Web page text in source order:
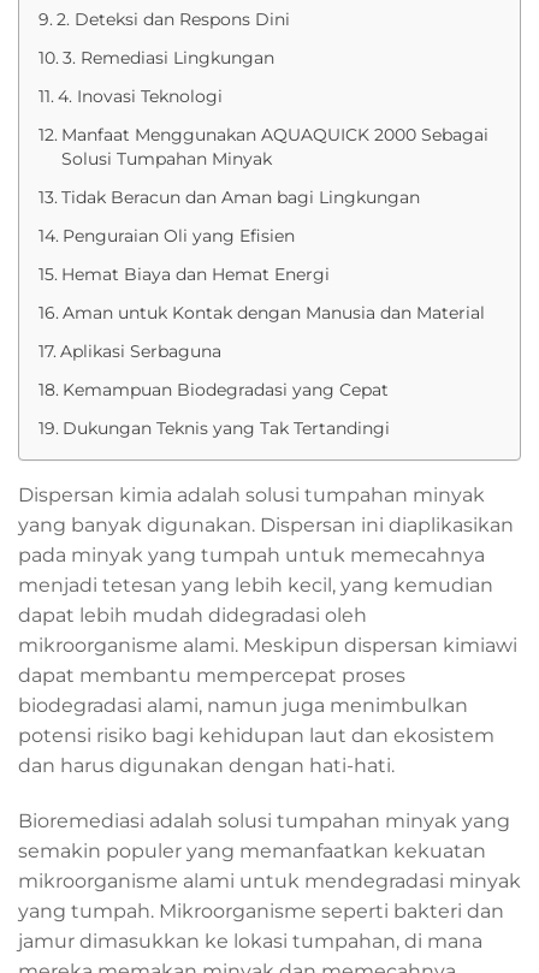
2. Deteksi dan Respons Dini
3. Remediasi Lingkungan
4. Inovasi Teknologi
Manfaat Menggunakan AQUAQUICK 2000 Sebagai
Solusi Tumpahan Minyak
Tidak Beracun dan Aman bagi Lingkungan
Penguraian Oli yang Efisien
Hemat Biaya dan Hemat Energi
Aman untuk Kontak dengan Manusia dan Material
Aplikasi Serbaguna
Kemampuan Biodegradasi yang Cepat
Dukungan Teknis yang Tak Tertandingi
Dispersan kimia adalah solusi tumpahan minyak
yang banyak digunakan. Dispersan ini diaplikasikan
pada minyak yang tumpah untuk memecahnya
menjadi tetesan yang lebih kecil, yang kemudian
dapat lebih mudah didegradasi oleh
mikroorganisme alami. Meskipun dispersan kimiawi
dapat membantu mempercepat proses
biodegradasi alami, namun juga menimbulkan
potensi risiko bagi kehidupan laut dan ekosistem
dan harus digunakan dengan hati-hati.
Bioremediasi adalah solusi tumpahan minyak yang
semakin populer yang memanfaatkan kekuatan
mikroorganisme alami untuk mendegradasi minyak
yang tumpah. Mikroorganisme seperti bakteri dan
jamur dimasukkan ke lokasi tumpahan, di mana